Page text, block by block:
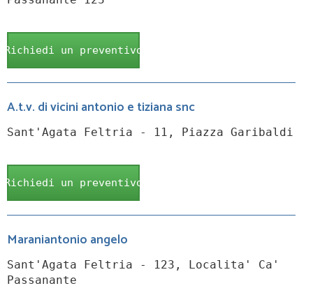
Richiedi un preventivo
A.t.v. di vicini antonio e tiziana snc
Sant'Agata Feltria - 11, Piazza Garibaldi
Richiedi un preventivo
Maraniantonio angelo
Sant'Agata Feltria - 123, Localita' Ca'
Passanante